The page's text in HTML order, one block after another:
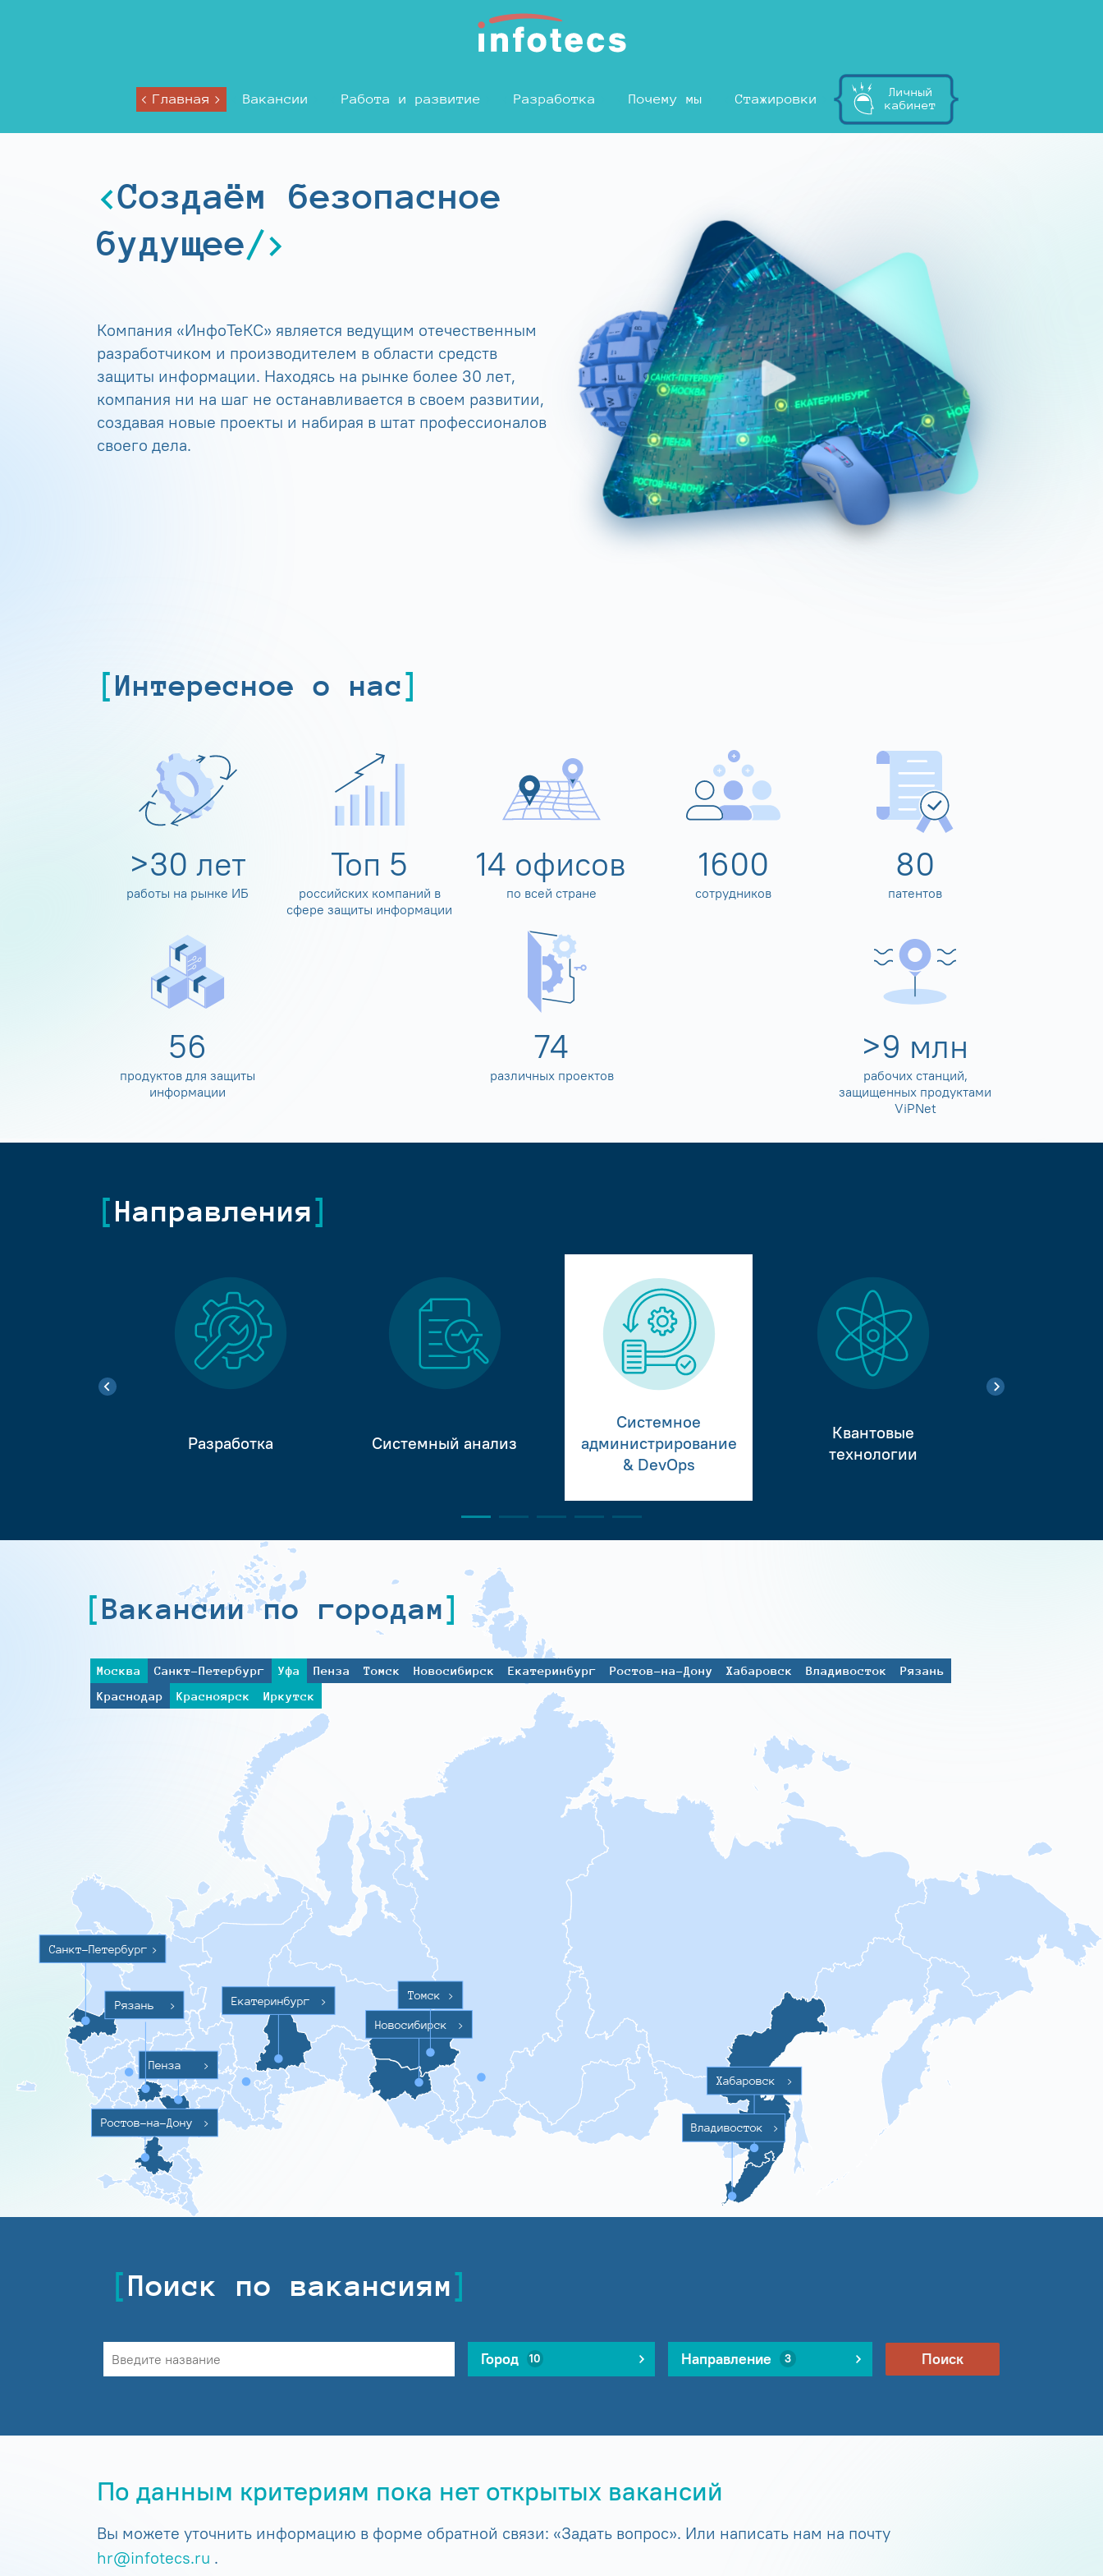
Главная Вакансии Работа и развитие Разработка Почему мы Стажировки
Личный
кабинет
Создаём безопасное
будущее
Компания «ИнфоТеКС» является ведущим отечественным
разработчиком и производителем в области средств
защиты информации. Находясь на рынке более 30 лет,
компания ни на шаг не останавливается в своем развитии,
создавая новые проекты и набирая в штат профессионалов
своего дела.
Интересное о нас
>30 лет
работы на рынке ИБ
Топ 5
российских компаний в
сфере защиты информации
14 офисов
по всей стране
1600
сотрудников
80
патентов
60
продуктов для защиты
информации
80
различных проектов
>10 млн
рабочих станций,
защищенных продуктами
ViPNet
Направления
Разработка Системный анализ
Системное
администрирование
& DevOps
Квантовые
технологии
Вакансии по городам
Москва Санкт-Петербург Уфа Пенза Томск Новосибирск Екатеринбург Ростов-на-Дону Хабаровск Владивосток
Рязань
Краснодар
Красноярск Иркутск
Санкт-Петербург >
Ростов-на-Дону >
Пенза >
Екатеринбург
>
Новосибирск
>
Томск >
Хабаровск >
Владивосток >
Рязань >
Поиск по вакансиям
Город 10 Направление 3 Поиск
По данным критериям пока нет открытых вакансий
Вы можете уточнить информацию в форме обратной связи: «Задать вопрос». Или написать нам на почту
hr@infotecs.ru .